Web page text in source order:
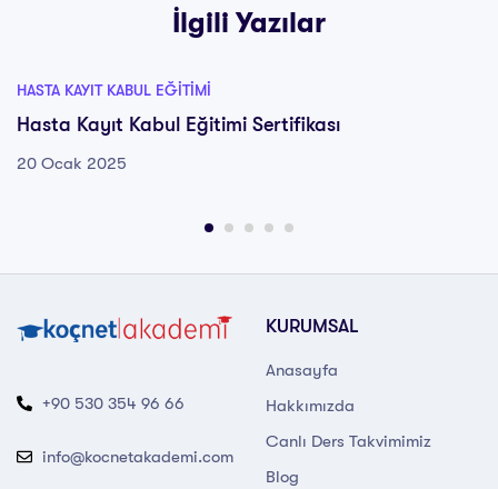
İlgili Yazılar
HASTA KAYIT KABUL EĞITIMI
Hasta Kayıt Kabul Eğitimi Sertifikası
20 Ocak 2025
+90 530 354 96 66
info@kocnetakademi.com
KURUMSAL
Anasayfa
Hakkımızda
Canlı Ders Takvimimiz
Blog